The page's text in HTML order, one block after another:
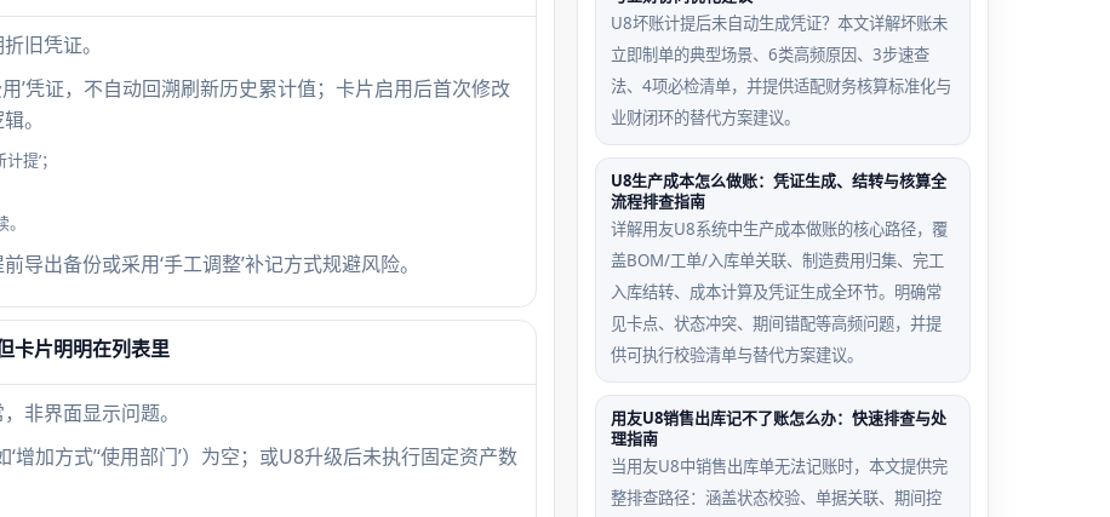
2024-06，系统仅计算
当期折旧，历史累计为
0
成但累计折旧科目金额
为0
期间未同步触发场景
固定资产模块期间为
2024-06，但总账期间
仍为2024-05，计提按
卡片设为工作量法，
但‘预计总工作量’或‘本
月实际工作量’为空，计
提失败
旧凭证。
用’凭证，不自动回溯刷新历史累计值；卡片启用后首次修改
。
提’；
导出备份或采用‘手工调整’补记方式规避风险。
卡片明明在列表里
非界面显示问题。
增加方式’‘使用部门’）为空；或U8升级后未执行固定资产数
U8坏账计提后未自动生成凭证？本文详解坏账未
立即制单的典型场景、6类高频原因、3步速查
法、4项必检清单，并提供适配财务核算标准化与
业财闭环的替代方案建议。
U8生产成本怎么做账：凭证生成、结转与核算全
流程排查指南
详解用友U8系统中生产成本做账的核心路径，覆
盖BOM/工单/入库单关联、制造费用归集、完工
入库结转、成本计算及凭证生成全环节。明确常
见卡点、状态冲突、期间错配等高频问题，并提
供可执行校验清单与替代方案建议。
用友U8销售出库记不了账怎么办：快速排查与处
理指南
当用友U8中销售出库单无法记账时，本文提供完
整排查路径：涵盖状态校验、单据关联、期间控